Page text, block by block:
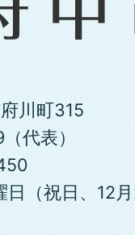
川町315
（代表）
日（祝日、12